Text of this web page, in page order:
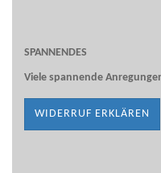
SPANNENDES
Viele spannende
WIDERRUF ERKLÄREN